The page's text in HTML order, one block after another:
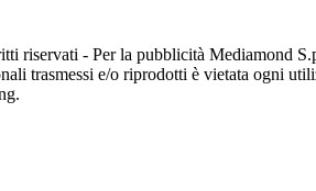
riservati - Per la pubblicità Mediamond
trasmessi e/o riprodotti è vietata ogni